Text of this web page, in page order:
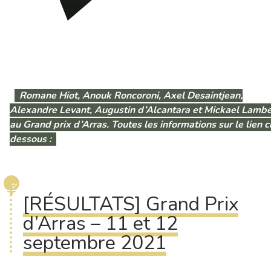
Romane Hiot, Anouk Roncoroni, Axel Desaintjean,
Alexandre Levant, Augustin d’Alcantara et Mickael
au Grand prix d’Arras. Toutes les informations sur le lien
dessous :
[RÉSULTATS] Grand Prix
d’Arras – 11 et 12
septembre 2021